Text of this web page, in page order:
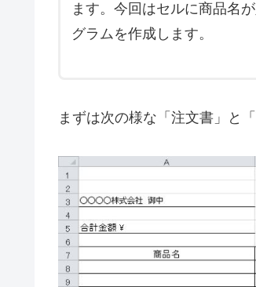
ます。今回はセルに商品名
グラムを作成します。
まずは次の様な「注文書」と